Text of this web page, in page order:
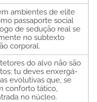
ambientes de elite
passaporte social
de sedução real se
no subtexto
corporal.
do alvo não são
tu deves enxergá-
evolutivas que, se
conforto tático,
no núcleo.